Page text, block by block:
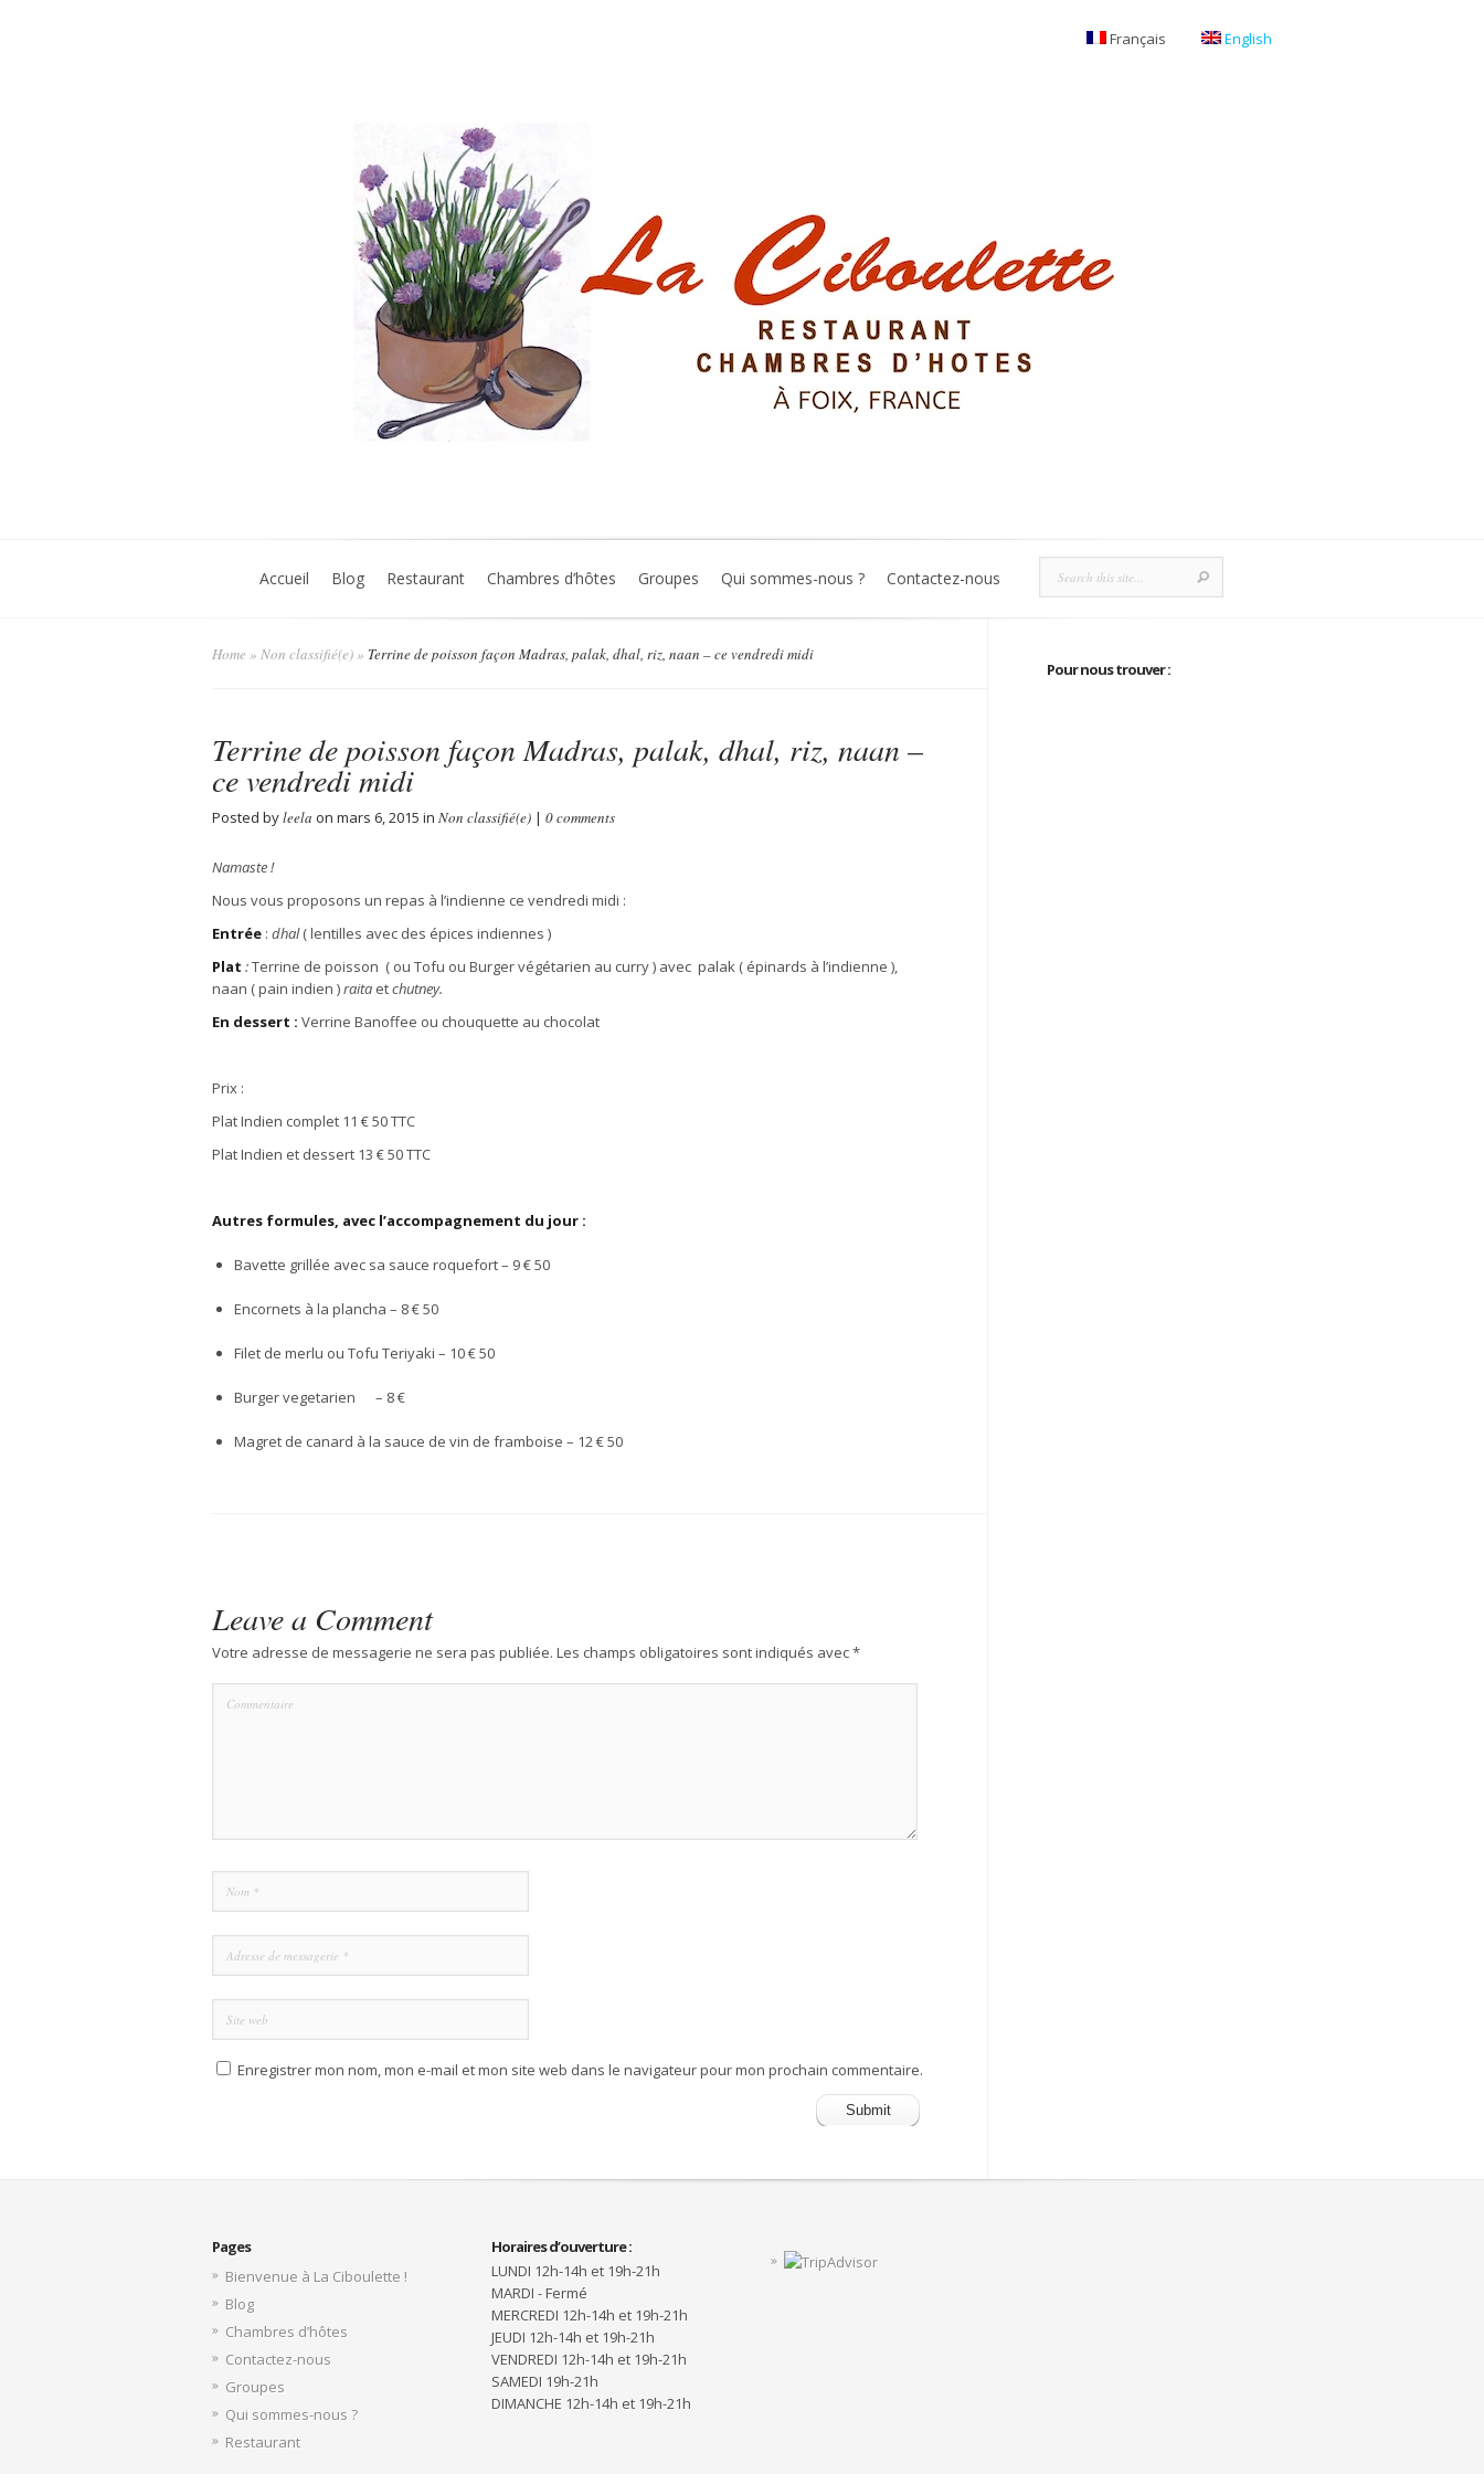
Français English
Accueil Blog Restaurant Chambres d’hôtes Groupes Qui sommes-nous ? Contactez-nous
Home » Non classifié(e)» Terrine de poisson façon Madras, palak, dhal, riz, naan – ce vendredi midi
Terrine de poisson façon Madras, palak, dhal, riz, naan –
ce vendredi midi
Posted byleela on mars 6, 2015 in Non classifié(e) | 0 comments
Namaste !
Nous vous proposons un repas à l’indienne ce vendredi midi :
Entrée : dhal( lentilles avec des épices indiennes )
Plat :Terrine de poisson ( ou Tofu ou Burger végétarien au curry ) avec palak ( épinards à l’indienne ),
naan ( pain indien )raita etchutney.
En dessert : Verrine Banoffee ou chouquette au chocolat
Prix :
Plat Indien complet 11 €50 TTC
Plat Indien et dessert 13 €50 TTC
Autres formules, avec l’accompagnement du jour :
Bavette grillée avec sa sauce roquefort – 9€50
Encornets à la plancha – 8€ 50
Filet de merlu ou Tofu Teriyaki – 10€ 50
Burger vegetarien – 8€
Magret de canard à la sauce de vin de framboise – 12€50
Leave a Comment
Votre adresse de messagerie ne sera pas publiée. Les champs obligatoires sont indiqués avec*
Enregistrer mon nom, mon e-mail et mon site web dans le navigateur pour mon prochain commentaire.
Pour nous trouver :
Pages
Bienvenue à La Ciboulette !
Blog
Chambres d’hôtes
Contactez-nous
Groupes
Qui sommes-nous ?
Restaurant
Horaires d’ouverture :
LUNDI 12h-14h et 19h-21h
MARDI - Fermé
MERCREDI 12h-14h et 19h-21h
JEUDI 12h-14h et 19h-21h
VENDREDI 12h-14h et 19h-21h
SAMEDI 19h-21h
DIMANCHE 12h-14h et 19h-21h